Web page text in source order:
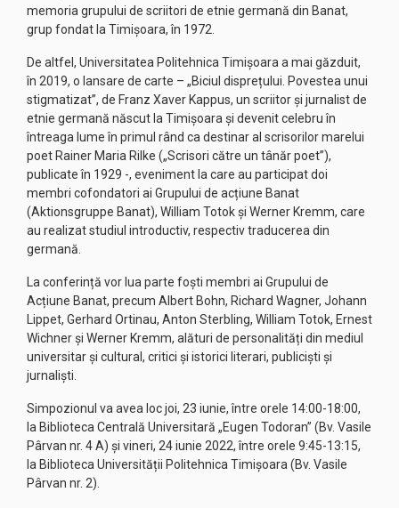
memoria grupului de scriitori de etnie germană din Banat,
grup fondat la Timișoara, în 1972.
De altfel, Universitatea Politehnica Timișoara a mai găzduit,
în 2019, o lansare de carte – „Biciul disprețului. Povestea unui
stigmatizat”, de Franz Xaver Kappus, un scriitor și jurnalist de
etnie germană născut la Timișoara și devenit celebru în
întreaga lume în primul rând ca destinar al scrisorilor marelui
poet Rainer Maria Rilke („Scrisori către un tânăr poet”),
publicate în 1929 -, eveniment la care au participat doi
membri cofondatori ai Grupului de acțiune Banat
(Aktionsgruppe Banat), William Totok și Werner Kremm, care
au realizat studiul introductiv, respectiv traducerea din
germană.
La conferință vor lua parte foști membri ai Grupului de
Acțiune Banat, precum Albert Bohn, Richard Wagner, Johann
Lippet, Gerhard Ortinau, Anton Sterbling, William Totok, Ernest
Wichner și Werner Kremm, alături de personalități din mediul
universitar și cultural, critici și istorici literari, publiciști și
jurnaliști.
Simpozionul va avea loc joi, 23 iunie, între orele 14:00-18:00,
la Biblioteca Centrală Universitară „Eugen Todoran” (Bv. Vasile
Pârvan nr. 4 A) și vineri, 24 iunie 2022, între orele 9:45-13:15,
la Biblioteca Universității Politehnica Timișoara (Bv. Vasile
Pârvan nr. 2).